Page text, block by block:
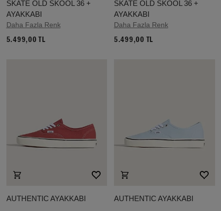
SKATE OLD SKOOL 36 +
AYAKKABI
Daha Fazla Renk
5.499,00 TL
SKATE OLD SKOOL 36 +
AYAKKABI
Daha Fazla Renk
5.499,00 TL
AUTHENTIC AYAKKABI AUTHENTIC AYAKKABI